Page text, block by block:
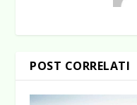
POST CORRELATI